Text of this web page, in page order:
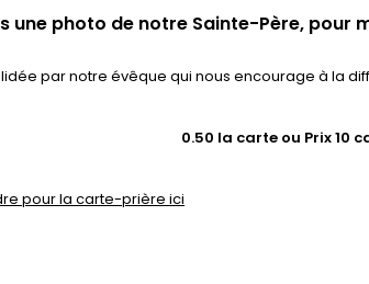
une photo de notre Sainte-Père, pour
par notre évêque qui nous encourage à la
0.50 la carte ou Prix 10
pour la carte-prière ici